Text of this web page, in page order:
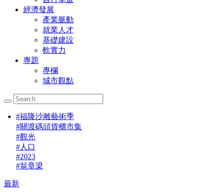
經濟發展
產業脈動
就業人才
基礎建設
軟實力
專題
專欄
城市觀點
#福隆沙雕藝術季
#關渡碼頭貨櫃市集
#觀光
#人口
#2023
#翁章梁
最新